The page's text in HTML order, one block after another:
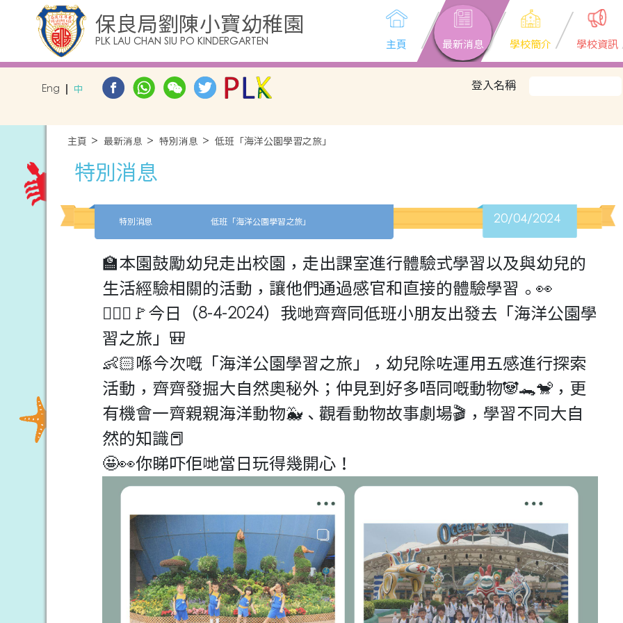
保良局劉陳小寶幼稚園
PLK LAU CHAN SIU PO KINDERGARTEN 主頁 最新消息 學校簡介 學校資訊
Eng 中 登入名稱
主頁 最新消息 特別消息 低班「海洋公園學習之旅」
特別消息
特別消息 低班「海洋公園學習之旅」 20/04/2024
🏫本園鼓勵幼兒走出校園，走出課室進行體驗式學習以及與幼兒的
生活經驗相關的活動，讓他們通過感官和直接的體驗學習。👀
🙋🏻‍♀️🚩今日（8-4-2024）我哋齊齊同低班小朋友出發去「海洋公園學
習之旅」🎒
👶🏻喺今次嘅「海洋公園學習之旅」，幼兒除咗運用五感進行探索
活動，齊齊發掘大自然奧秘外；仲見到好多唔同嘅動物🐼🐊🐒，更
有機會一齊親親海洋動物🐳、觀看動物故事劇場🎬，學習不同大自
然的知識📕
🤩👀你睇吓佢哋當日玩得幾開心！